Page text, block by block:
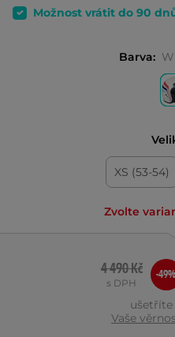
Možnost vrátit do 90
Barva:
XS (53-54)
Zvolte
4 490 Kč
s DPH
-49%
ušetříte
Vaše